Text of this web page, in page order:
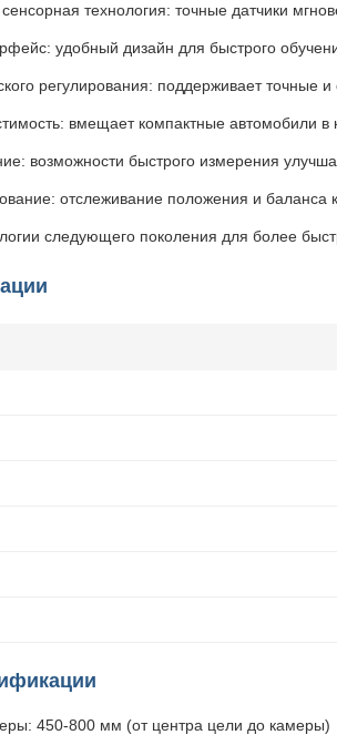
технология: точные датчики
удобный дизайн для быстрого
регулирования: поддерживает точные
вмещает компактные автомобили в
возможности быстрого измерения
отслеживание положения и баланса
следующего поколения для более
450-800 мм (от центра цели до камеры)